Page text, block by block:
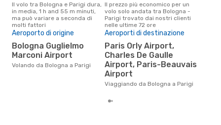
Il volo tra Bologna e Parigi dura,
in media, 1 h and 55 m minuti,
ma può variare a seconda di
molti fattori
Il prezzo più economico per un
volo solo andata tra Bologna -
Parigi trovato dai nostri clienti
nelle ultime 72 ore
Aeroporto di origine
Bologna Guglielmo
Marconi Airport
Volando da Bologna a Parigi
Aeroporti di destinazione
Paris Orly Airport,
Charles De Gaulle
Airport, Paris-Beauvais
Airport
Viaggiando da Bologna a Parigi